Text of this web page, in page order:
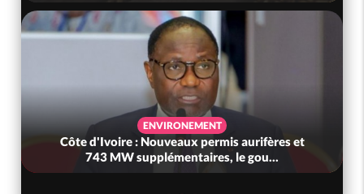
ENVIRONEMENT
Côte d'Ivoire : Nouveaux permis aurifères et
743 MW supplémentaires, le gou...